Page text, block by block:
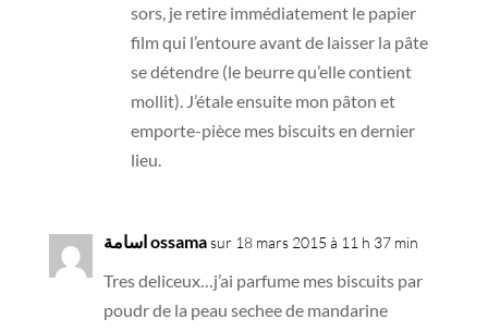
sors, je retire immédiatement le papier
film qui l’entoure avant de laisser la pâte
se détendre (le beurre qu’elle contient
mollit). J’étale ensuite mon pâton et
emporte-pièce mes biscuits en dernier
lieu.
اسامة ossamasur 18 mars 2015 à 11 h 37 min
Tres deliceux…j’ai parfume mes biscuits par
poudr de la peau sechee de mandarine